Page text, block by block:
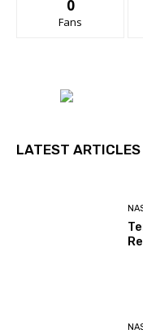
0
Fans
LATEST ARTICLES